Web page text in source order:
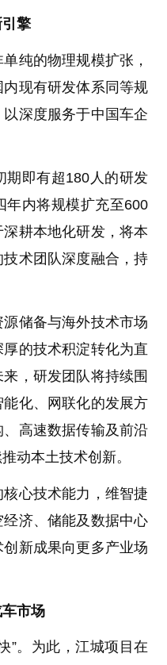
擎
纯的物理规模扩张，
现有研发体系同等规
深度服务于中国车企
期即有超180人的研发
年内将规模扩充至600
耕本地化研发，将本
术团队深度融合，持
储备与海外技术市场
的技术积淀转化为直
，研发团队将持续围
化、网联化的发展方
高速数据传输及前沿
动本土技术创新。
心技术能力，维智捷
济、储能及数据中心
新成果向更多产业场
市场
”。为此，江城项目在